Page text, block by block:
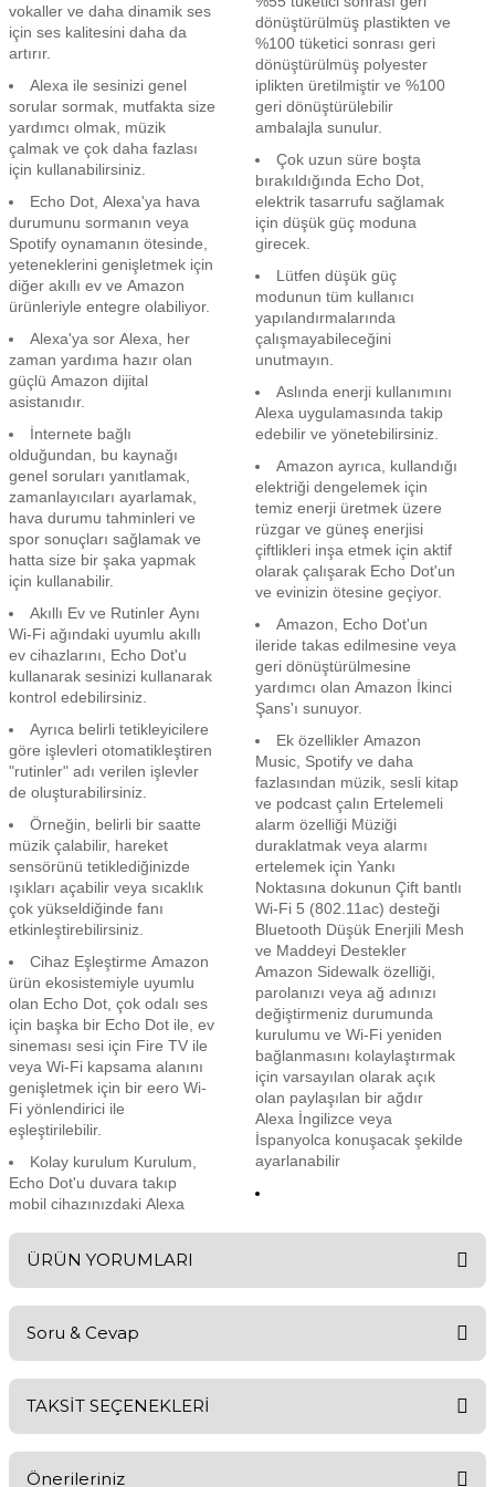
vokaller ve daha dinamik ses
için ses kalitesini daha da
artırır.
Alexa ile sesinizi genel
sorular sormak, mutfakta size
yardımcı olmak, müzik
çalmak ve çok daha fazlası
için kullanabilirsiniz.
Echo Dot, Alexa'ya hava
durumunu sormanın veya
Spotify oynamanın ötesinde,
yeteneklerini genişletmek için
diğer akıllı ev ve Amazon
ürünleriyle entegre olabiliyor.
Alexa'ya sor Alexa, her
zaman yardıma hazır olan
güçlü Amazon dijital
asistanıdır.
İnternete bağlı
olduğundan, bu kaynağı
genel soruları yanıtlamak,
zamanlayıcıları ayarlamak,
hava durumu tahminleri ve
spor sonuçları sağlamak ve
hatta size bir şaka yapmak
için kullanabilir.
Akıllı Ev ve Rutinler Aynı
Wi-Fi ağındaki uyumlu akıllı
ev cihazlarını, Echo Dot'u
kullanarak sesinizi kullanarak
kontrol edebilirsiniz.
Ayrıca belirli tetikleyicilere
göre işlevleri otomatikleştiren
"rutinler" adı verilen işlevler
de oluşturabilirsiniz.
Örneğin, belirli bir saatte
müzik çalabilir, hareket
sensörünü tetiklediğinizde
ışıkları açabilir veya sıcaklık
çok yükseldiğinde fanı
etkinleştirebilirsiniz.
Cihaz Eşleştirme Amazon
ürün ekosistemiyle uyumlu
olan Echo Dot, çok odalı ses
için başka bir Echo Dot ile, ev
sineması sesi için Fire TV ile
veya Wi-Fi kapsama alanını
genişletmek için bir eero Wi-
Fi yönlendirici ile
eşleştirilebilir.
Kolay kurulum Kurulum,
Echo Dot'u duvara takıp
mobil cihazınızdaki Alexa
dönüştürülmüş plastikten ve
%100 tüketici sonrası geri
dönüştürülmüş polyester
iplikten üretilmiştir ve %100
geri dönüştürülebilir
ambalajla sunulur.
Çok uzun süre boşta
bırakıldığında Echo Dot,
elektrik tasarrufu sağlamak
için düşük güç moduna
girecek.
Lütfen düşük güç
modunun tüm kullanıcı
yapılandırmalarında
çalışmayabileceğini
unutmayın.
Aslında enerji kullanımını
Alexa uygulamasında takip
edebilir ve yönetebilirsiniz.
Amazon ayrıca, kullandığı
elektriği dengelemek için
temiz enerji üretmek üzere
rüzgar ve güneş enerjisi
çiftlikleri inşa etmek için aktif
olarak çalışarak Echo Dot'un
ve evinizin ötesine geçiyor.
Amazon, Echo Dot'un
ileride takas edilmesine veya
geri dönüştürülmesine
yardımcı olan Amazon İkinci
Şans'ı sunuyor.
Ek özellikler Amazon
Music, Spotify ve daha
fazlasından müzik, sesli kitap
ve podcast çalın Ertelemeli
alarm özelliği Müziği
duraklatmak veya alarmı
ertelemek için Yankı
Noktasına dokunun Çift bantlı
Wi-Fi 5 (802.11ac) desteği
Bluetooth Düşük Enerjili Mesh
ve Maddeyi Destekler
Amazon Sidewalk özelliği,
parolanızı veya ağ adınızı
değiştirmeniz durumunda
kurulumu ve Wi-Fi yeniden
bağlanmasını kolaylaştırmak
için varsayılan olarak açık
olan paylaşılan bir ağdır
Alexa İngilizce veya
İspanyolca konuşacak şekilde
ayarlanabilir
ÜRÜN YORUMLARI
Soru & Cevap
TAKSİT SEÇENEKLERİ
Önerileriniz